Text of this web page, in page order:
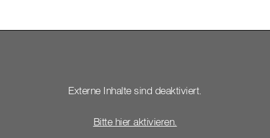
Externe Inhalte sind deaktiviert.
Bitte hier aktivieren.